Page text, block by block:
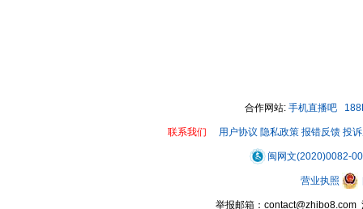
合作网站: 手机直播吧
联系我们 用户协议 隐私政策 报错反馈 投
闽网文(2020)0082-
营业执照
举报邮箱：